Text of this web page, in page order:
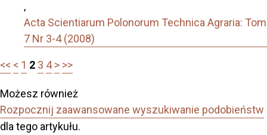
,
Acta Scientiarum Polonorum Technica Agraria: Tom
7 Nr 3-4 (2008)
<< < 1 2 3 4 > >>
Możesz również
Rozpocznij zaawansowane wyszukiwanie podobieństw
dla tego artykułu.